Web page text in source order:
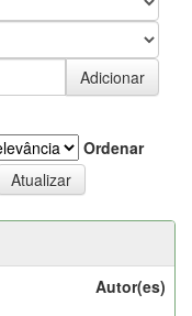
Ordenar
Autor(es)